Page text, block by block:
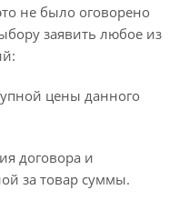
не было оговорено
заявить любое из
цены данного
договора и
за товар суммы.